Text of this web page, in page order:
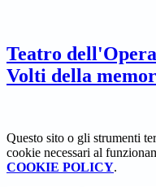
Teatro
Volti della
Questo sito o gli strumenti
cookie necessari al
COOKIE POLICY.